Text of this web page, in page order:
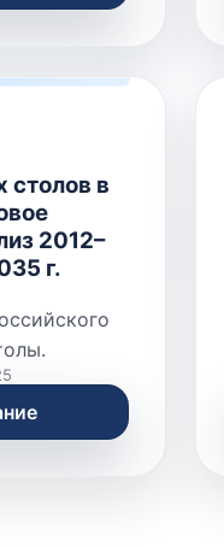
столов в
2012–
г.